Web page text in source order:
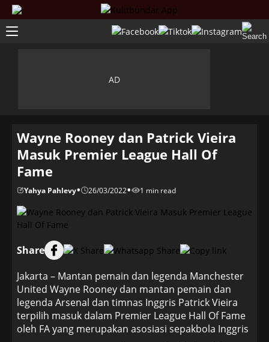
Wayne Rooney dan Patrick Vieira
Masuk Premier League Hall Of
Fame
Yahya Pahlevy• 26/03/2022• 1 min read
Share
Jakarta – Mantan pemain dan legenda Manchester
United Wayne Rooney dan mantan pemain dan
legenda Arsenal dan timnas Inggris Patrick Vieira
terpilih masuk dalam Premier League Hall Of Fame
oleh FA yang merupakan asosiasi sepakbola Inggris